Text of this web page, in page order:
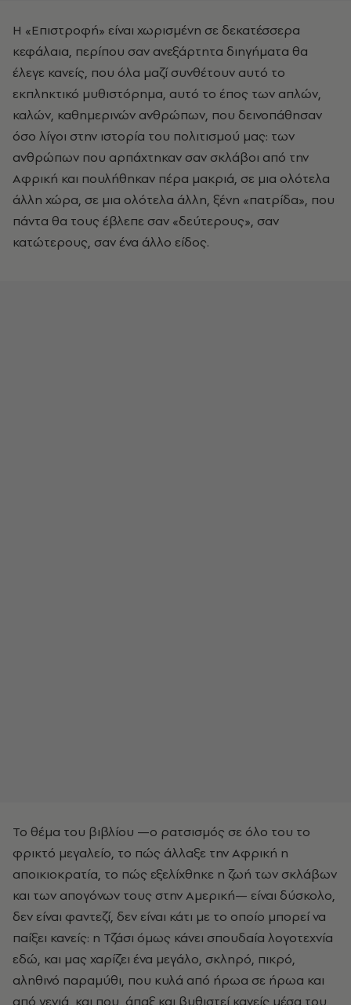
Η «Επιστροφή» είναι χωρισμένη σε δεκατέσσερα
κεφάλαια, περίπου σαν ανεξάρτητα διηγήματα θα
έλεγε κανείς, που όλα μαζί συνθέτουν αυτό το
εκπληκτικό μυθιστόρημα, αυτό το έπος των απλών,
καλών, καθημερινών ανθρώπων, που δεινοπάθησαν
όσο λίγοι στην ιστορία του πολιτισμού μας: των
ανθρώπων που αρπάχτηκαν σαν σκλάβοι από την
Αφρική και πουλήθηκαν πέρα μακριά, σε μια ολότελα
άλλη χώρα, σε μια ολότελα άλλη, ξένη «πατρίδα», που
πάντα θα τους έβλεπε σαν «δεύτερους», σαν
κατώτερους, σαν ένα άλλο είδος.
Το θέμα του βιβλίου —ο ρατσισμός σε όλο του το
φρικτό μεγαλείο, το πώς άλλαξε την Αφρική η
αποικιοκρατία, το πώς εξελίχθηκε η ζωή των σκλάβων
και των απογόνων τους στην Αμερική— είναι δύσκολο,
δεν είναι φαντεζί, δεν είναι κάτι με το οποίο μπορεί να
παίξει κανείς: η Τζάσι όμως κάνει σπουδαία λογοτεχνία
εδώ, και μας χαρίζει ένα μεγάλο, σκληρό, πικρό,
αληθινό παραμύθι, που κυλά από ήρωα σε ήρωα και
από γενιά, και που, άπαξ και βυθιστεί κανείς μέσα του,